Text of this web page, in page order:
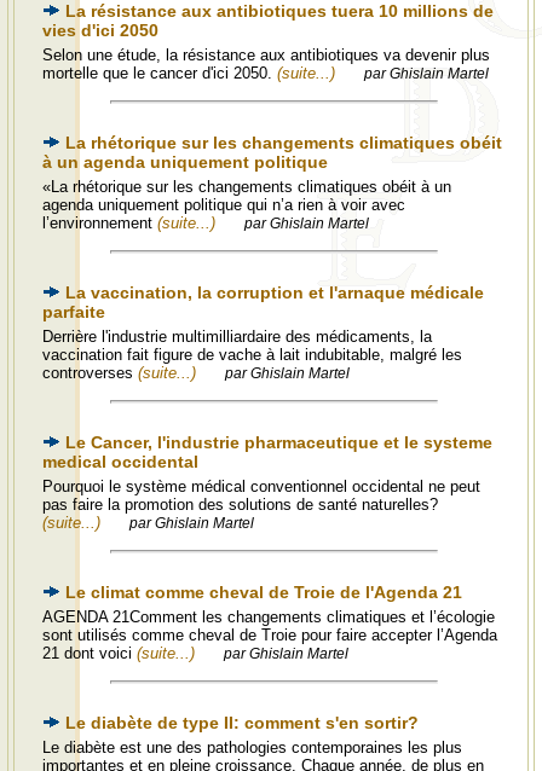
La résistance aux antibiotiques tuera 10 millions de
vies d'ici 2050
Selon une étude, la résistance aux antibiotiques va devenir plus
mortelle que le cancer d'ici 2050. (suite...) par Ghislain Martel
La rhétorique sur les changements climatiques obéit
à un agenda uniquement politique
«La rhétorique sur les changements climatiques obéit à un
agenda uniquement politique qui n’a rien à voir avec
l’environnement (suite...) par Ghislain Martel
La vaccination, la corruption et l'arnaque médicale
parfaite
Derrière l'industrie multimilliardaire des médicaments, la
vaccination fait figure de vache à lait indubitable, malgré les
controverses (suite...) par Ghislain Martel
Le Cancer, l'industrie pharmaceutique et le systeme
medical occidental
Pourquoi le système médical conventionnel occidental ne peut
pas faire la promotion des solutions de santé naturelles?
(suite...)
par Ghislain Martel
Le climat comme cheval de Troie de l'Agenda 21
AGENDA 21Comment les changements climatiques et l’écologie
sont utilisés comme cheval de Troie pour faire accepter l’Agenda
21 dont voici (suite...) par Ghislain Martel
Le diabète de type II: comment s'en sortir?
Le diabète est une des pathologies contemporaines les plus
importantes et en pleine croissance. Chaque année, de plus en